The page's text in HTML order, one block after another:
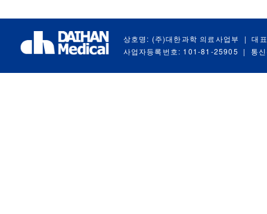
상호명: (주)대한과학 의료사업부 |
대
사업자등록번호: 101-81-25905
| 통